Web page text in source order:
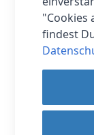
Für
sind die
damit
"Cookies
findest